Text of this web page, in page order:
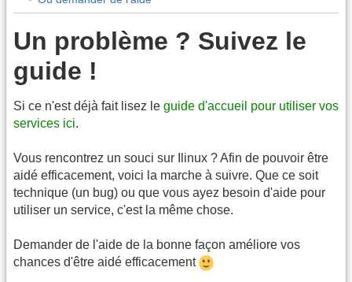
Un problème ? Suivez le
guide !
Si ce n'est déjà fait lisez le guide d'accueil pour utiliser vos
services ici.
Vous rencontrez un souci sur Ilinux ? Afin de pouvoir être
aidé efficacement, voici la marche à suivre. Que ce soit
technique (un bug) ou que vous ayez besoin d'aide pour
utiliser un service, c'est la même chose.
Demander de l'aide de la bonne façon améliore vos
chances d'être aidé efficacement